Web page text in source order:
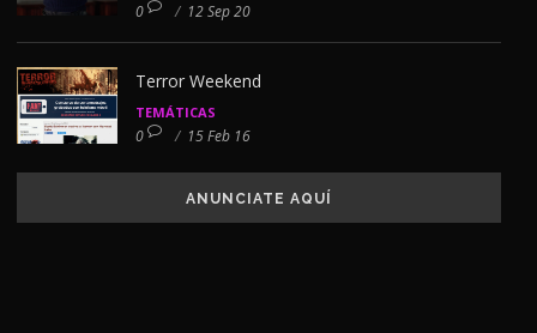
0 / 12 Sep 20
Terror Weekend
TEMÁTICAS
0 / 15 Feb 16
ANUNCIATE AQUÍ